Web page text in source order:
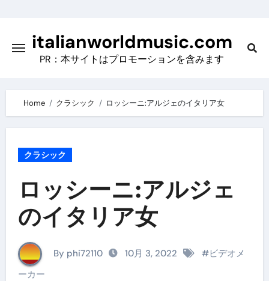
contentitalianworldmusic.com
PR：本サイトはプロモーションを含みます
Home クラシック ロッシーニ:アルジェのイタリア女
クラシック
ロッシーニ:アルジェ
のイタリア女
By phi72110 10月 3, 2022 #ビデオメ
ーカー